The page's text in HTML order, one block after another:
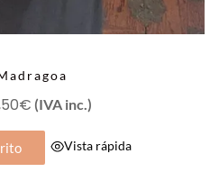
€El
precio
actual
(IVA inc.)
Vista rápida